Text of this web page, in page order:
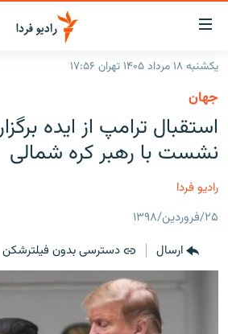
لینک‌های
قابلیت
دسترسی
بازگشت
منوی
اصلی
رفتن
به
صفحه
جهان
فرکانس‌ها
پادکست
چندرسانه‌ای
گزارش‌های تصویری
گزارش‌های ویدئویی
زنان فردا
یکشنبه ۱۸ مرداد ۱۴۰۵ تهران ۱۷:۵۶
جهان
استقبال ترامپ از ایده
نشست با رهبر کره شمالی
رادیو فردا
۲۵/فروردین/۱۳۹۸
ارسال
دسترسی بدون فیلترشکن